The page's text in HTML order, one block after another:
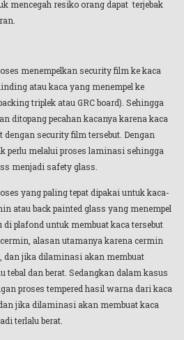
mencegah resiko orang dapat terjebak
menempelkan security film ke kaca
atau kaca yang menempel ke
triplek atau GRC board). Sehingga
ditopang pecahan kacanya karena kaca
dengan security film tersebut. Dengan
perlu melalui proses laminasi sehingga
menjadi safety glass.
yang paling tepat dipakai untuk kaca-
atau back painted glass yang menempel
plafond untuk membuat kaca tersebut
alasan utamanya karena cermin
dan jika dilaminasi akan membuat
tebal dan berat. Sedangkan dalam kasus
proses tempered hasil warna dari kaca
jika dilaminasi akan membuat kaca
terlalu berat.